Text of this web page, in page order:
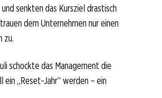
senkten das Kursziel drastisch
dem Unternehmen nur einen
zu.
schockte das Management die
„Reset-Jahr“ werden – ein